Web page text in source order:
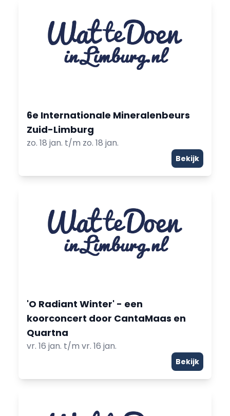
6e Internationale Mineralenbeurs
Zuid-Limburg
zo. 18 jan. t/m zo. 18 jan.
Bekijk
'O Radiant Winter' - een
koorconcert door CantaMaas en
Quartna
vr. 16 jan. t/m vr. 16 jan.
Bekijk